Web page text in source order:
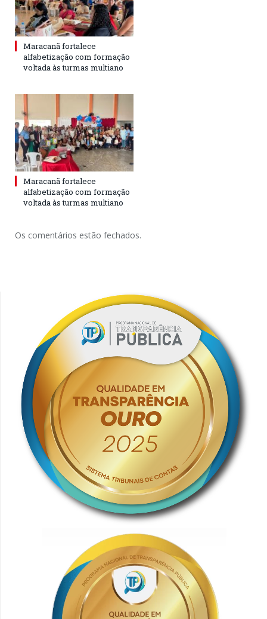
Maracanã fortalece
alfabetização com formação
voltada às turmas multiano
Maracanã fortalece
alfabetização com formação
voltada às turmas multiano
Os comentários estão fechados.